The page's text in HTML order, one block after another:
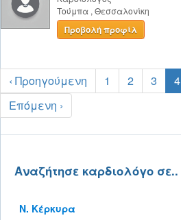
Τούμπα , Θεσσαλονίκη
Προβολή προφίλ
‹ Προηγούμενη 1 2 3 4
Επόμενη ›
Αναζήτησε καρδιολόγο σε..
Ν. Κέρκυρα